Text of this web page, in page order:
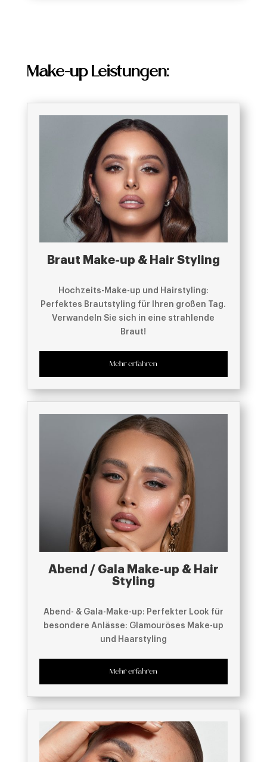
Make-up Leistungen:
Braut Make-up & Hair Styling
Hochzeits-Make-up und Hairstyling:
Perfektes Brautstyling für Ihren großen Tag.
Verwandeln Sie sich in eine strahlende
Braut!
Mehr erfahren
Abend / Gala Make-up & Hair
Styling
Abend- & Gala-Make-up: Perfekter Look für
besondere Anlässe: Glamouröses Make-up
und Haarstyling
Mehr erfahren